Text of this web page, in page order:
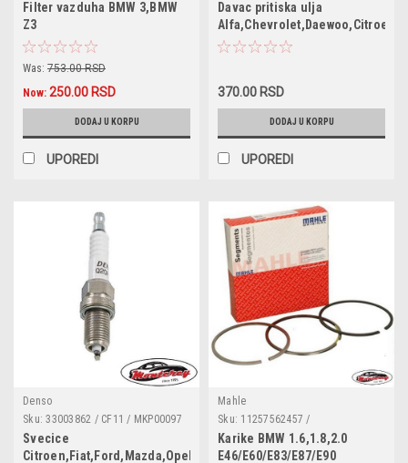
13721247404 / 13721247405 /
13721247637 / 1457433697 /
152071758522 / 2541 / 3004900 /
42168 / 71758522 / A368 / A37622
/ A468 / AF0323 / AI5149 / AP088 /
AR468PM / C2493 / CA5641 / E356L
/ EAF101 / ELP3668 / GFE2354 /
Filter vazduha BMW 3,BMW
Z3
Was: 753.00 RSD
Now: 250.00 RSD
DODAJ U KORPU
UPOREDI
1252557 / 1658279J50 / 6240251 /
55202374 / 1535416 / SW90012 /
6ZL003259491 / 95961350 /
96281689 / 90569684 / 90507539 /
96494264
Davac pritiska ulja
370.00 RSD
DODAJ U KORPU
UPOREDI
Denso
Sku: 33003862 / CF11 / MKP00097
/ 59266K / 5960F0 / 5960G5 /
5960J2 / 5962C6 / 5962G3 /
Svecice
Citroen,Fiat,Ford,Mazda,Opel,Pezo
Mahle
Sku: 11257562457 /
081RS001010N0 / 800073510000 /
0842570000 / 47907680
Karike BMW 1.6,1.8,2.0
E46/E60/E83/E87/E90